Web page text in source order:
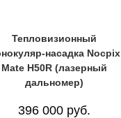
Тепловизионный
насадка Nocpix
Mate H50R (лазерный
дальномер)
396 000 руб.